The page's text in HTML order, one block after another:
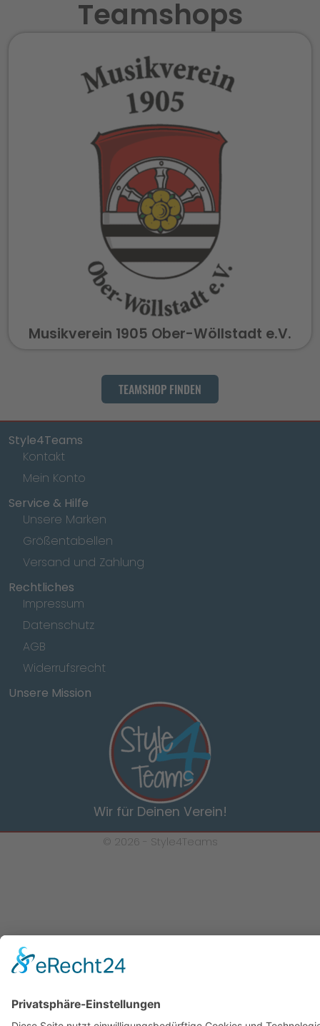
Teamshops
Musikverein 1905 Ober-Wöllstadt e.V.
TEAMSHOP FINDEN
Style4Teams
Kontakt
Mein Konto
Service & Hilfe
Unsere Marken
Größentabellen
Versand und Zahlung
Rechtliches
Impressum
Datenschutz
AGB
Widerrufsrecht
Unsere Mission
Wir für Deinen Verein!
© 2026 - Style4Teams